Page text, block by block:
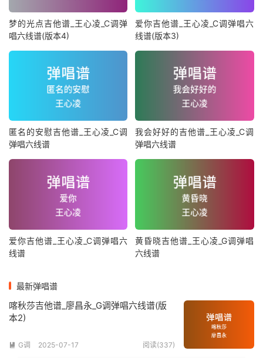
梦的光点吉他谱_王心凌_C调弹
唱六线谱(版本4)
爱你吉他谱_王心凌_C调弹唱六
线谱(版本3)
匿名的安慰吉他谱_王心凌_C调
弹唱六线谱
我会好好的吉他谱_王心凌_C调
弹唱六线谱
爱你吉他谱_王心凌_C调弹唱六
线谱
黄昏晓吉他谱_王心凌_G调弹唱
六线谱
最新弹唱谱
喀秋莎吉他谱_廖昌永_G调弹唱六线谱(版
本2)
 G调 2025-07-17 阅读(337)